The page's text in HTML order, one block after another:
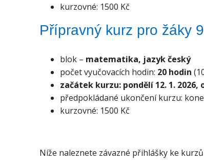
kurzovné: 1500 Kč
Přípravný kurz pro žáky
blok – matematika, jazyk český
počet vyučovacích hodin: 20 hodin
začátek kurzu: pondělí 12. 1. 2026,
předpokládané ukončení kurzu:
kurzovné: 1500 Kč
Níže naleznete závazné přihlášky ke